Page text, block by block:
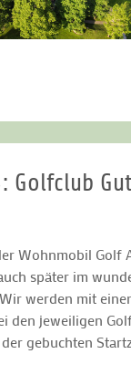
Golfclub Gut
Wohnmobil Golf
später im
werden mit
den jeweiligen
gebuchten